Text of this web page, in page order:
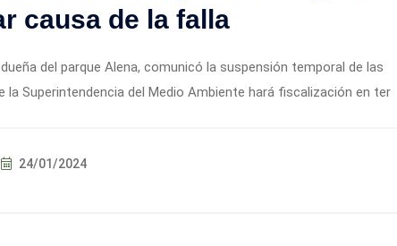
causa de la falla
del parque Alena, comunicó la suspensión temporal de las
la Superintendencia del Medio Ambiente hará fiscalización en ter
24/01/2024